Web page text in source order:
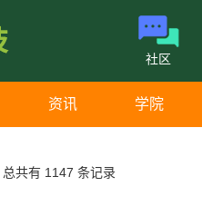
社区
资讯 学院
总共有 1147 条记录